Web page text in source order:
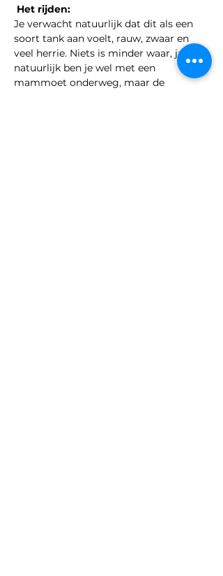
Het rijden:
Je verwacht natuurlijk dat dit als een
soort tank aan voelt, rauw, zwaar en
veel herrie. Niets is minder waar, ja
natuurlijk ben je wel met een
mammoet onderweg, maar de